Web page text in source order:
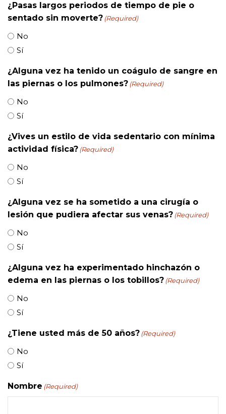
¿Pasas largos periodos de tiempo de pie o
sentado sin moverte?(Required)
No
Sí
¿Alguna vez ha tenido un coágulo de sangre en
las piernas o los pulmones?(Required)
No
Sí
¿Vives un estilo de vida sedentario con mínima
actividad física?(Required)
No
Sí
¿Alguna vez se ha sometido a una cirugía o
lesión que pudiera afectar sus venas?(Required)
No
Sí
¿Alguna vez ha experimentado hinchazón o
edema en las piernas o los tobillos?(Required)
No
Sí
¿Tiene usted más de 50 años?(Required)
No
Sí
Nombre (Required)